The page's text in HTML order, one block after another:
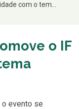
com o tem...
o IF
o evento se